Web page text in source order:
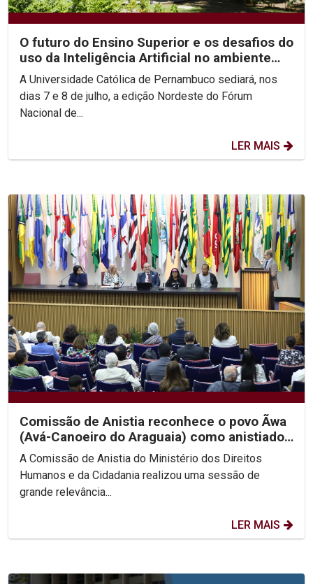
O futuro do Ensino Superior e os desafios do
uso da Inteligência Artificial no ambiente
acadêmico...
A Universidade Católica de Pernambuco sediará, nos
dias 7 e 8 de julho, a edição Nordeste do Fórum
Nacional de...
LER MAIS
Comissão de Anistia reconhece o povo Ãwa
(Avá-Canoeiro do Araguaia) como anistiado
político coletivo
A Comissão de Anistia do Ministério dos Direitos
Humanos e da Cidadania realizou uma sessão de
grande relevância...
LER MAIS